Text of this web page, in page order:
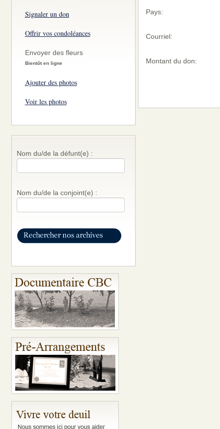
Signaler un don
Offrir vos condoléances
Envoyer des fleurs
Bientôt en ligne
Ajouter des photos
Voir les photos
Nom du/de la défunt(e) :
Nom du/de la conjoint(e) :
Pays:
Courriel:
Montant du don: